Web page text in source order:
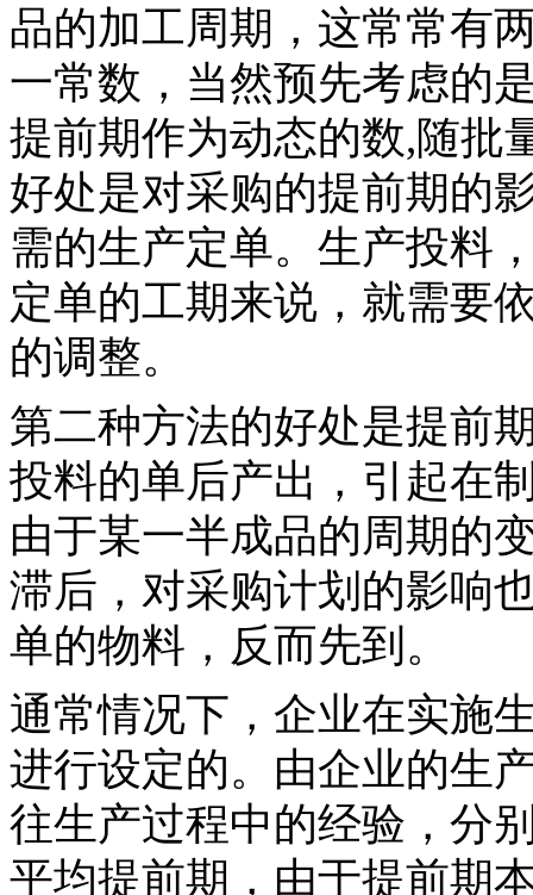
品的加工周期，这常常有
一常数，当然预先考虑的
提前期作为动态的数,随批
好处是对采购的提前期的
需的生产定单。生产投料
定单的工期来说，就需要
的调整。
第二种方法的好处是提前
投料的单后产出，引起在
由于某一半成品的周期的
滞后，对采购计划的影响
单的物料，反而先到。
通常情况下，企业在实施
进行设定的。由企业的生
往生产过程中的经验，分
平均提前期，由于提前期